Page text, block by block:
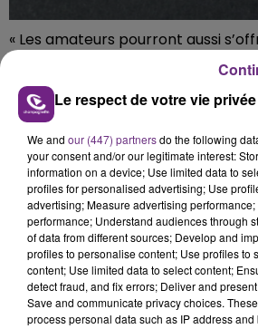
« Les amateurs pourront aussi
Pokémon de type Plante, «
200 – 1 500 euros), une carte
starter Carapuce (500 – 600
holographique notée PSA 10 du
200 – 1 500 euros) ».
Du côté des cartes Magic, une
carte la plus puissante de Magic,
450 et 500 euros.
FIL D'ACTUS
Le respect de votre vie
We and our (447) partnersdo the following
your consent and/or our legitimate interest:
information on a device; Use limited data to
profiles for personalised advertising; Use
advertising; Measure advertising
performance; Understand audiences through
of data from different sources; Develop and
profiles to personalise content; Use profiles to
content; Use limited data to select content;
detect fraud, and fix errors; Deliver and
Save and communicate privacy choices.
process personal data such as IP address